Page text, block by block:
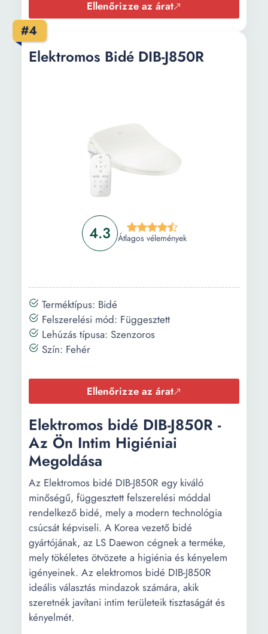
Ellenőrizze az árat
#4
4.3 Átlagos vélemények
Elektromos Bidé DIB-J850R
Terméktípus: Bidé
Felszerelési mód: Függesztett
Lehúzás típusa: Szenzoros
Szín: Fehér
Ellenőrizze az árat
Elektromos bidé DIB-J850R -
Az Ön Intim Higiéniai
Megoldása
Az Elektromos bidé DIB-J850R egy kiváló
minőségű, függesztett felszerelési móddal
rendelkező bidé, mely a modern technológia
csúcsát képviseli. A Korea vezető bidé
gyártójának, az LS Daewon cégnek a terméke,
mely tökéletes ötvözete a higiénia és kényelem
igényeinek. Az elektromos bidé DIB-J850R
ideális választás mindazok számára, akik
szeretnék javítani intim területeik tisztaságát és
kényelmét.